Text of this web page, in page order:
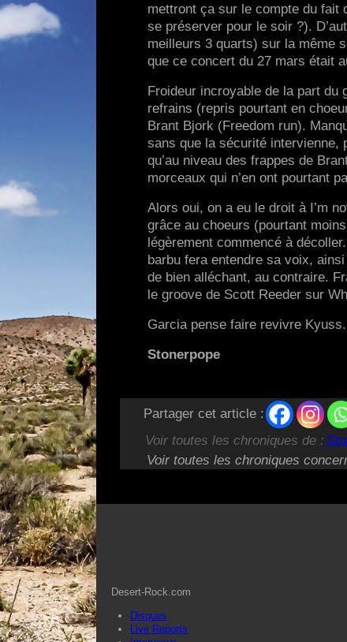
mettront ça sur le compte du fait
se préserver pour le soir ?).
meilleurs 3 quarts) sur la même
que ce concert du 27 mars était
Froideur incroyable de la part du
refrains (repris pourtant en
Brant Bjork (Freedom run).
sans que la sécurité intervienne,
qu’au niveau des frappes de
morceaux qui n’en ont pourtant
Alors oui, on a eu le droit à I’m
grâce au choeurs (pourtant
légèrement commencé à
barbu fera entendre sa voix,
de bien alléchant, au contraire.
le groove de Scott Reeder sur
Garcia pense faire revivre
Stonerpope
Partager cet article :
Voir toutes les chroniques de :
Voir toutes les chroniques
Desert-Rock.com
Disques
Live Reports